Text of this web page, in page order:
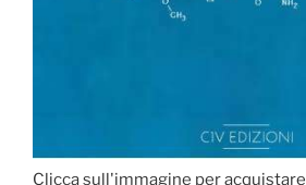
Clicca sull'immagine per acquistare